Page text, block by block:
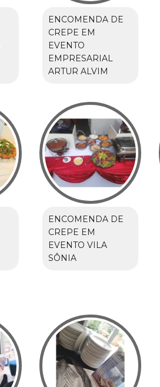
ENCOMENDA DE
CREPE EM
EVENTO
EMPRESARIAL
ARTUR ALVIM
ENCOMENDA DE
CREPE EM
EVENTO VILA
SÔNIA